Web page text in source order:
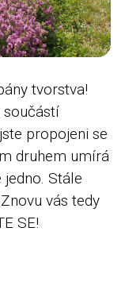
tvorstva!
součástí
propojeni se
druhem umírá
jedno. Stále
vás tedy
SE!